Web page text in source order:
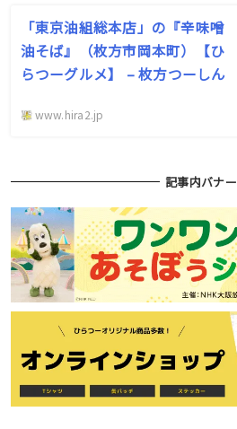
「東京油組総本店」の『辛味噌
油そば』（枚方市岡本町）【ひ
らつーグルメ】 – 枚方つーしん
www.hira2.jp
記事内バナー